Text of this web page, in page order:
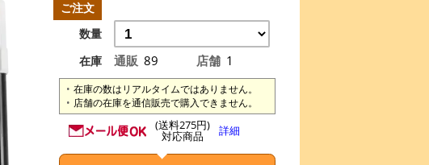
ご注文
数量
在庫
通販 89 店舗 1
在庫の数はリアルタイムではありません。
店舗の在庫を通信販売で購入できません。
(送料275円)
対応商品 詳細